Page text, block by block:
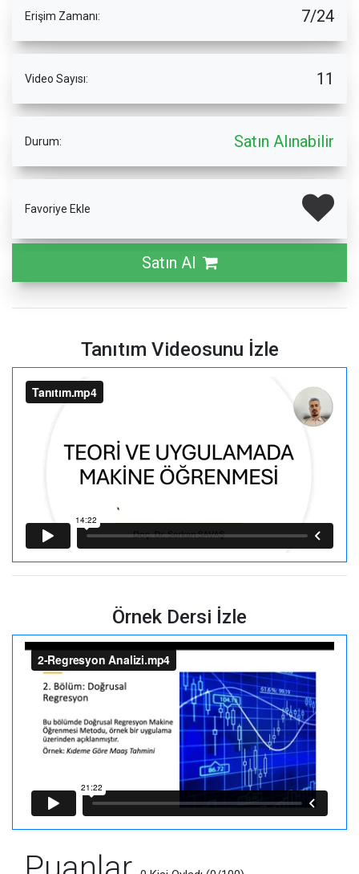
Erişim Zamanı: 7/24
Video Sayısı: 11
Durum: Satın Alınabilir
Favoriye Ekle
Satın Al
Tanıtım Videosunu İzle
Örnek Dersi İzle